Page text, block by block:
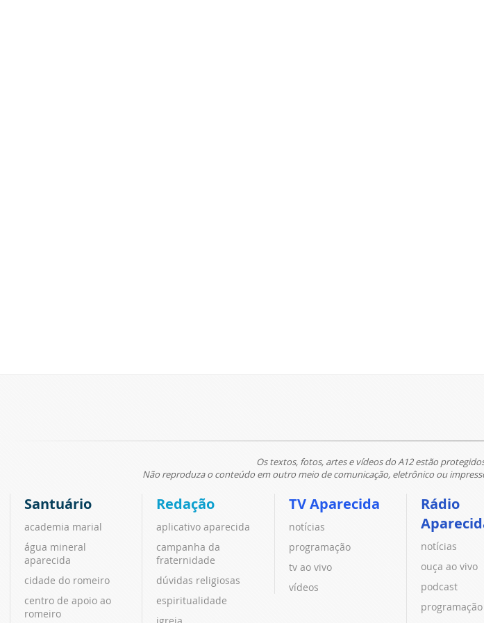
Os textos, fotos, artes e vídeos do A12 estão
Não reproduza o conteúdo em outro meio de comunicação, eletrônico ou
Santuário
academia marial
água mineral
aparecida
cidade do romeiro
centro de apoio ao
romeiro
Redação
aplicativo aparecida
campanha da
fraternidade
dúvidas religiosas
espiritualidade
igreja
TV Aparecida
notícias
programação
tv ao vivo
vídeos
Rádio
notícias
ouça ao vivo
podcast
programação